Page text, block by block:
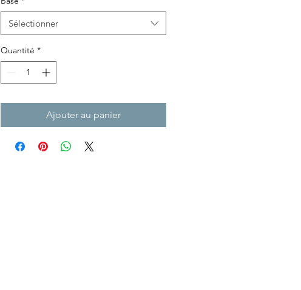
Sélectionner
Quantité *
Ajouter au panier